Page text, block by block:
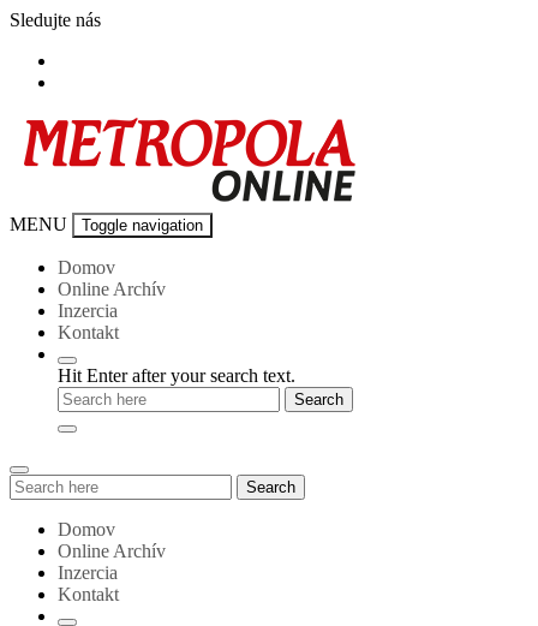
Skip
content
Sledujte nás
Metropola-
MENU Toggle navigation
Domov
Online Archív
Inzercia
Kontakt
Hit Enter after your search text.
Search
for:
Search
Domov
Online Archív
Inzercia
Kontakt